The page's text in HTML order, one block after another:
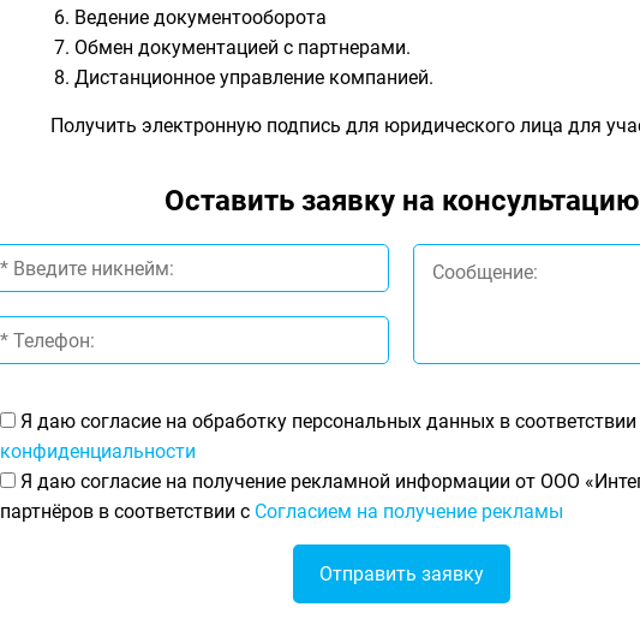
Ведение документооборота
Обмен документацией с партнерами.
Дистанционное управление компанией.
Получить электронную подпись для юридического лица для
Оставить заявку на консультацию
Я даю согласие на обработку персональных данных в соответствии
конфиденциальности
Я даю согласие на получение рекламной информации от ООО
партнёров в соответствии с Согласием на получение рекламы